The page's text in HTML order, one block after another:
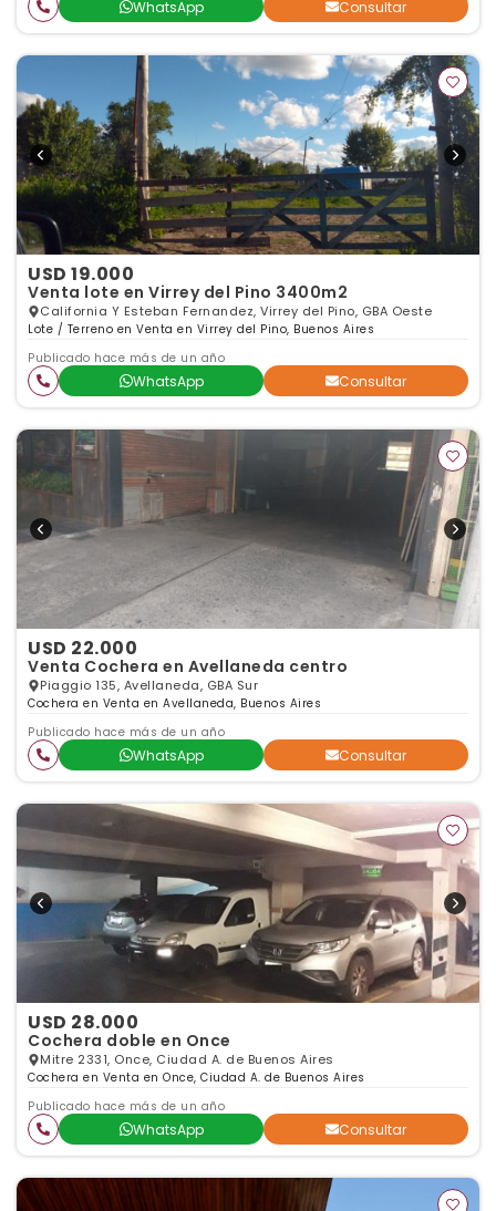
WhatsApp Consultar
USD 19.000
Venta lote en Virrey del Pino 3400m2
California Y Esteban Fernandez, Virrey del Pino, GBA Oeste
Lote / Terreno en Venta en Virrey del Pino, Buenos Aires
Publicado hace más de un año
WhatsApp Consultar
USD 22.000
Venta Cochera en Avellaneda centro
Piaggio 135, Avellaneda, GBA Sur
Cochera en Venta en Avellaneda, Buenos Aires
Publicado hace más de un año
WhatsApp Consultar
USD 28.000
Cochera doble en Once
Mitre 2331, Once, Ciudad A. de Buenos Aires
Cochera en Venta en Once, Ciudad A. de Buenos Aires
Publicado hace más de un año
WhatsApp Consultar